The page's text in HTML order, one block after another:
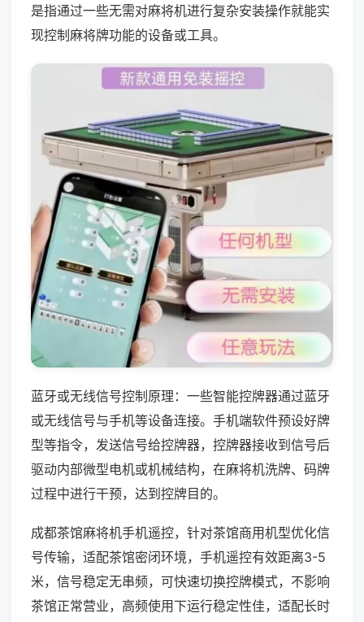
是指通过一些无需对麻将机进行复杂安装操作就能实
现控制麻将牌功能的设备或工具。
蓝牙或无线信号控制原理：一些智能控牌器通过蓝牙
或无线信号与手机等设备连接。手机端软件预设好牌
型等指令，发送信号给控牌器，控牌器接收到信号后
驱动内部微型电机或机械结构，在麻将机洗牌、码牌
过程中进行干预，达到控牌目的。
成都茶馆麻将机手机遥控，针对茶馆商用机型优化信
号传输，适配茶馆密闭环境，手机遥控有效距离3-5
米，信号稳定无串频，可快速切换控牌模式，不影响
茶馆正常营业，高频使用下运行稳定性佳，适配长时